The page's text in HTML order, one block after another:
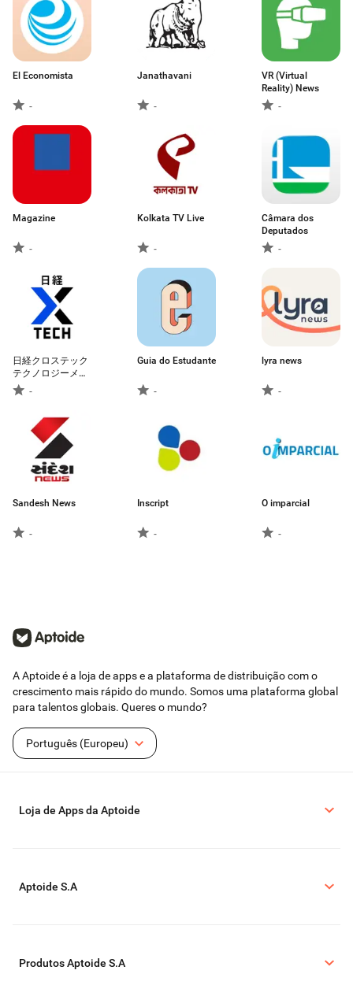
El Economista
-
Janathavani
-
VR (Virtual
Reality) News
-
Magazine
-
Kolkata TV Live
-
Câmara dos
Deputados
-
日経クロステック
テクノロジーメデ
ィア／技術系ニュ
ースアプリ
-
Guia do Estudante
-
lyra news
-
Sandesh News
-
Inscript
-
O imparcial
-
A Aptoide é a loja de apps e a plataforma de distribuição com o
crescimento mais rápido do mundo. Somos uma plataforma global
para talentos globais. Queres o mundo?
Português (Europeu)
Loja de Apps da Aptoide
Aptoide S.A
Produtos Aptoide S.A